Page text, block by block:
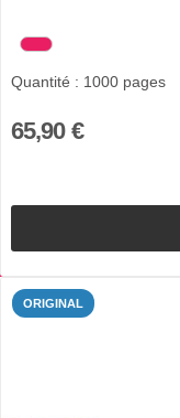
Quantité : 1000 pages
65,90 €
ORIGINAL